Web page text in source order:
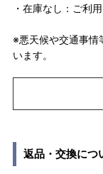
・在庫なし：ご利
※悪天候や交通事情
います。
返品・交換につ